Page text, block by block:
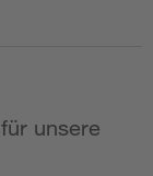
unsere